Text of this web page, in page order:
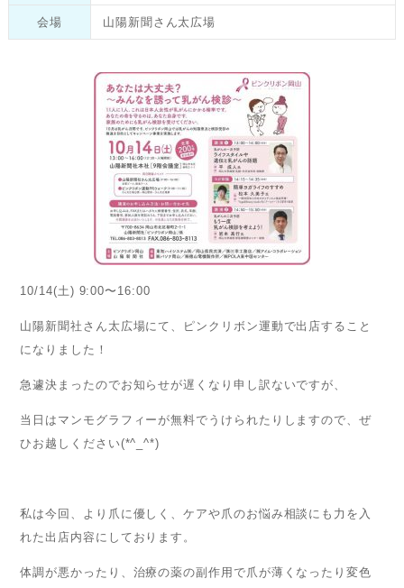
会場 山陽新聞さん太広場
10/14(土) 9:00〜16:00
山陽新聞社さん太広場にて、ピンクリボン運動で出店すること
になりました！
急遽決まったのでお知らせが遅くなり申し訳ないですが、
当日はマンモグラフィーが無料でうけられたりしますので、ぜ
ひお越しください(*^_^*)
私は今回、より爪に優しく、ケアや爪のお悩み相談にも力を入
れた出店内容にしております。
体調が悪かったり、治療の薬の副作用で爪が薄くなったり変色